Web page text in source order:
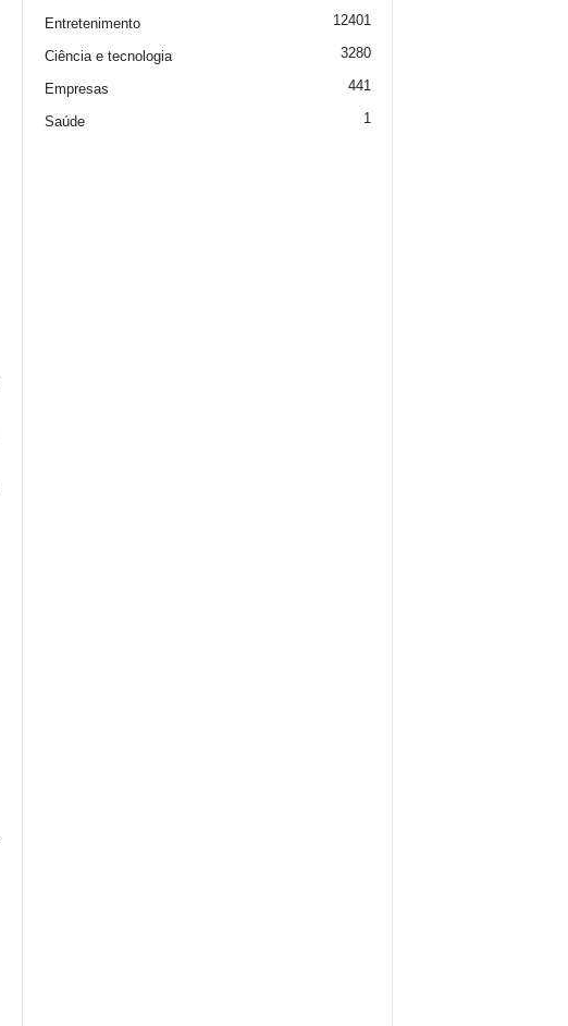
Entretenimento 12401
Ciência e tecnologia 3280
Empresas 441
Saúde 1